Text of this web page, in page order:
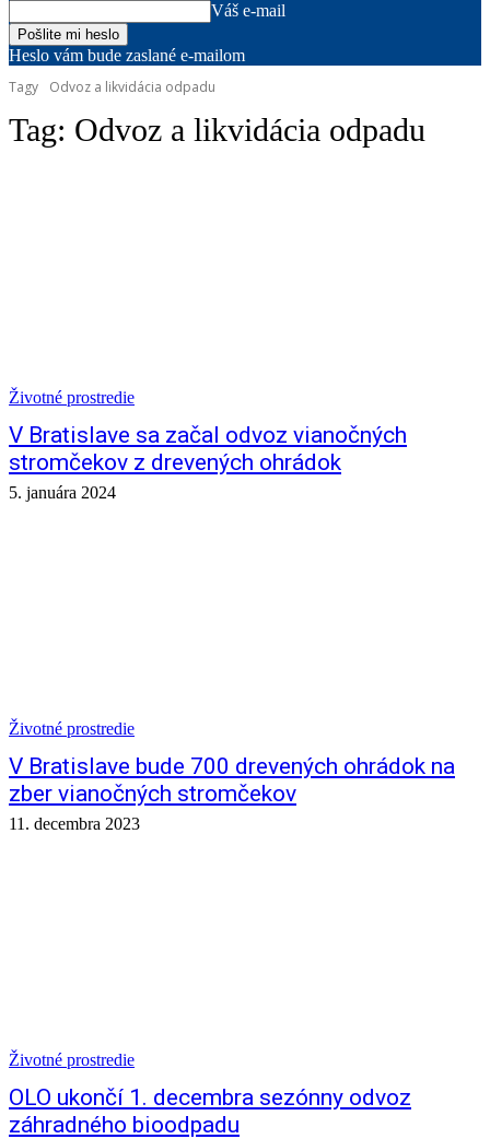
Váš e-mail
Heslo vám bude zaslané e-mailom
Tagy
Odvoz a likvidácia odpadu
Tag: Odvoz a likvidácia odpadu
Životné prostredie
V Bratislave sa začal odvoz vianočných
stromčekov z drevených ohrádok
5. januára 2024
Životné prostredie
V Bratislave bude 700 drevených ohrádok na
zber vianočných stromčekov
11. decembra 2023
Životné prostredie
OLO ukončí 1. decembra sezónny odvoz
záhradného bioodpadu